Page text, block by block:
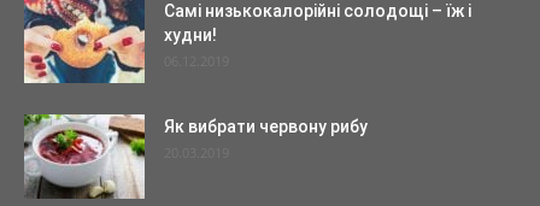
Самі низькокалорійні солодощі – їж і
худни!
Як вибрати червону рибу